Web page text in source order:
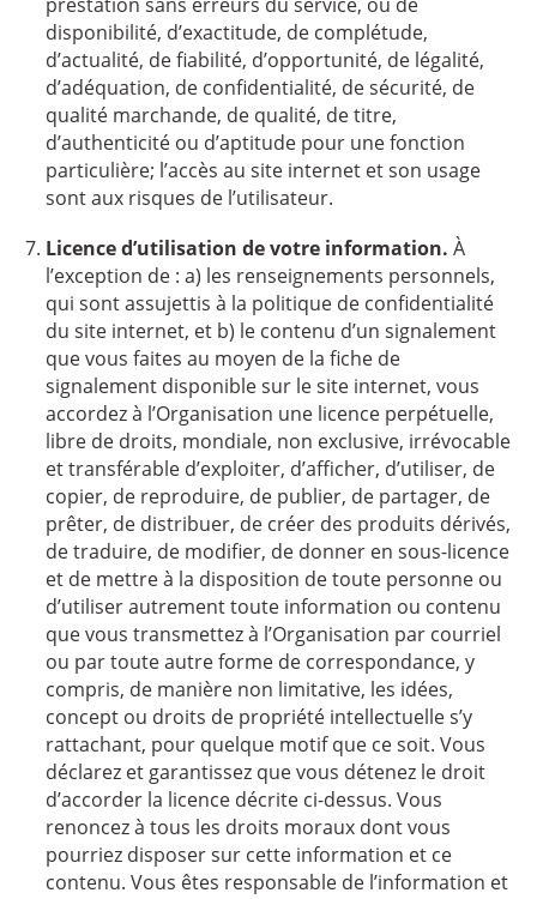
disponibilité, d’exactitude, de complétude,
d’actualité, de fiabilité, d’opportunité, de légalité,
d’adéquation, de confidentialité, de sécurité, de
qualité marchande, de qualité, de titre,
d’authenticité ou d’aptitude pour une fonction
particulière; l’accès au site internet et son usage
sont aux risques de l’utilisateur.
Licence d’utilisation de votre information. À
l’exception de : a) les renseignements personnels,
qui sont assujettis à la politique de confidentialité
du site internet, et b) le contenu d’un signalement
que vous faites au moyen de la fiche de
signalement disponible sur le site internet, vous
accordez à l’Organisation une licence perpétuelle,
libre de droits, mondiale, non exclusive, irrévocable
et transférable d’exploiter, d’afficher, d’utiliser, de
copier, de reproduire, de publier, de partager, de
prêter, de distribuer, de créer des produits dérivés,
de traduire, de modifier, de donner en sous-licence
et de mettre à la disposition de toute personne ou
d’utiliser autrement toute information ou contenu
que vous transmettez à l’Organisation par courriel
ou par toute autre forme de correspondance, y
compris, de manière non limitative, les idées,
concept ou droits de propriété intellectuelle s’y
rattachant, pour quelque motif que ce soit. Vous
déclarez et garantissez que vous détenez le droit
d’accorder la licence décrite ci-dessus. Vous
renoncez à tous les droits moraux dont vous
pourriez disposer sur cette information et ce
contenu. Vous êtes responsable de l’information et